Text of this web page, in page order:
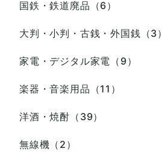
国鉄・鉄道廃品（6）
大判・小判・古銭・外国銭（3）
家電・デジタル家電（9）
楽器・音楽用品（11）
洋酒・焼酎（39）
無線機（2）